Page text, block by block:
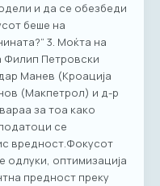
и да се обезбеди
беше на
3. Моќта на
Филип Петровски
Манев (Кроација
(Макпетрол) и д-р
за тоа како
се
вредност.Фокусот
оптимизација
предност преку